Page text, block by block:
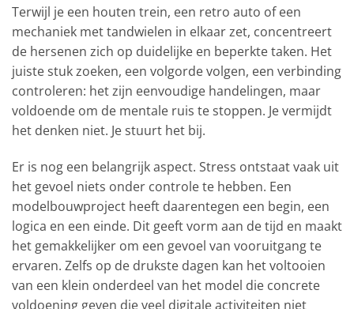
Terwijl je een houten trein, een retro auto of een
mechaniek met tandwielen in elkaar zet, concentreert
de hersenen zich op duidelijke en beperkte taken. Het
juiste stuk zoeken, een volgorde volgen, een verbinding
controleren: het zijn eenvoudige handelingen, maar
voldoende om de mentale ruis te stoppen. Je vermijdt
het denken niet. Je stuurt het bij.
Er is nog een belangrijk aspect. Stress ontstaat vaak uit
het gevoel niets onder controle te hebben. Een
modelbouwproject heeft daarentegen een begin, een
logica en een einde. Dit geeft vorm aan de tijd en maakt
het gemakkelijker om een gevoel van vooruitgang te
ervaren. Zelfs op de drukste dagen kan het voltooien
van een klein onderdeel van het model die concrete
voldoening geven die veel digitale activiteiten niet